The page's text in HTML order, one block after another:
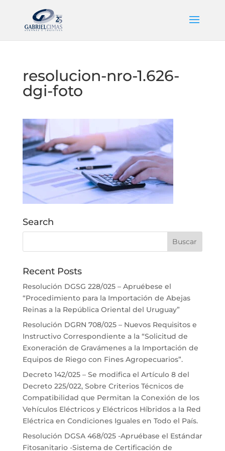
resolucion-nro-1.626-
dgi-foto
Search
Recent Posts
Resolución DGSG 228/025 – Apruébese el
“Procedimiento para la Importación de Abejas
Reinas a la República Oriental del Uruguay”
Resolución DGRN 708/025 – Nuevos Requisitos e
Instructivo Correspondiente a la “Solicitud de
Exoneración de Gravámenes a la Importación de
Equipos de Riego con Fines Agropecuarios”.
Decreto 142/025 – Se modifica el Artículo 8 del
Decreto 225/022, Sobre Criterios Técnicos de
Compatibilidad que Permitan la Conexión de los
Vehículos Eléctricos y Eléctricos Híbridos a la Red
Eléctrica en Condiciones Iguales en Todo el País.
Resolución DGSA 468/025 -Apruébase el Estándar
Fitosanitario -Sistema de Certificación de